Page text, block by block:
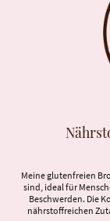
Meine glutenfreien
sind, ideal für
Beschwerden. Die
nährstoffreichen